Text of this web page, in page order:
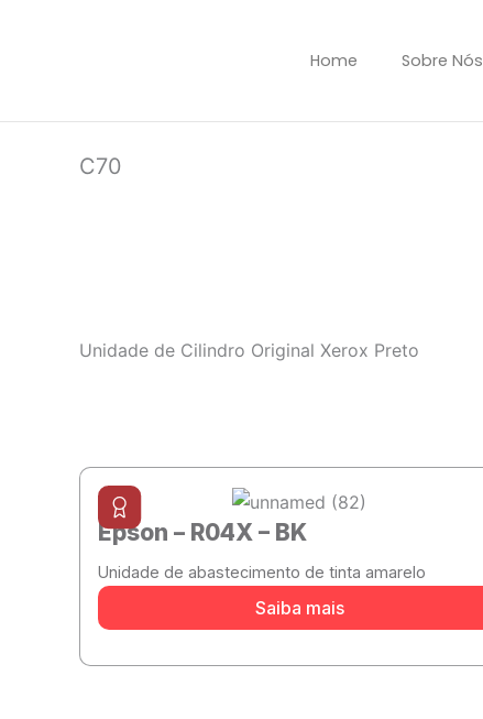
Home Sobre Nós
C70
Unidade de Cilindro Original Xerox Preto
Epson – R04X – BK
Unidade de abastecimento de tinta amarelo
Saiba mais